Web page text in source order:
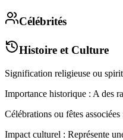
Célébrités
Histoire et Culture
Signification religieuse ou
Importance historique : A des
Célébrations ou fêtes
Impact culturel : Représente